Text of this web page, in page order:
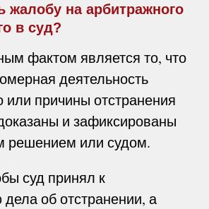
жалобу на арбитражного
в суд?
фактом является то, что
деятельность
причины отстранения
и зафиксированы
решением или судом.
суд принял к
об отстранении, а